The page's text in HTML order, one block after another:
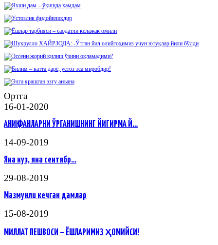
Ортга
16-01-2020
АНИҚ ФАНЛАРНИ ЎРГАНИШНИНГ ЙИГИРМА Й…
14-09-2019
Яна куз, яна сентябр…
29-08-2019
Мазмунли кечган дамлар
15-08-2019
МИЛЛАТ ПЕШВОСИ – ЁШЛАРИМИЗ ҲОМИЙСИ!